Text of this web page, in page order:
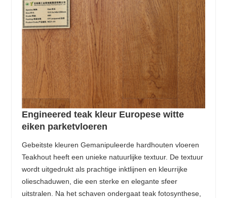
Engineered teak kleur Europese witte
eiken parketvloeren
Gebeitste kleuren Gemanipuleerde hardhouten vloeren
Teakhout heeft een unieke natuurlijke textuur. De textuur
wordt uitgedrukt als prachtige inktlijnen en kleurrijke
olieschaduwen, die een sterke en elegante sfeer
uitstralen. Na het schaven ondergaat teak fotosynthese,